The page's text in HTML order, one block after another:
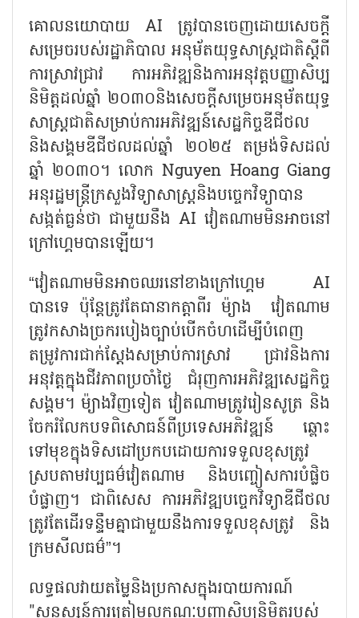
គោលនយោបាយ AI ត្រូវបានចេញដោយសេចក្តី
សម្រេចរបស់រដ្ឋាភិបាល អនុម័តយុទ្ធសាស្ត្រជាតិស្តីពី
ការស្រាវជ្រាវ ការអភិវឌ្ឍនិងការអនុវត្តបញ្ញាសិប្ប
និមិត្តដល់ឆ្នាំ ២០៣០និងសេចក្តីសម្រេចអនុម័តយុទ្ធ
សាស្រ្តជាតិសម្រាប់ការអភិវឌ្ឍន៍សេដ្ឋកិច្ចឌីជីថល
និងសង្គមឌីជីថលដល់ឆ្នាំ ២០២៥ តម្រង់ទិសដល់
ឆ្នាំ ២០៣០។ លោក Nguyen Hoang Giang
អនុរដ្ឋមន្ត្រីក្រសួងវិទ្យាសាស្ត្រនិងបច្ចេកវិទ្យាបាន
សង្កត់ធ្ងន់ថា ជាមួយនឹង AI វៀតណាមមិនអាចនៅ
ក្រៅហ្គេមបានឡើយ។
“វៀតណាមមិនអាចឈរនៅខាងក្រៅហ្គេម AI
បានទេ ប៉ុន្តែត្រូវតែធានាកត្តាពីរ ម៉្យាង វៀតណាម
ត្រូវកសាងច្រករបៀងច្បាប់បើកចំហដើម្បីបំពេញ
តម្រូវការជាក់ស្តែងសម្រាប់ការស្រាវ ជ្រាវនិងការ
អនុវត្តក្នុងជីវភាពប្រចាំថ្ងៃ ជំរុញការអភិវឌ្ឍសេដ្ឋកិច្ច
សង្គម។ ម៉្យាងវិញទៀត វៀតណាមត្រូវរៀនសូត្រ និង
ចែករំលែកបទពិសោធន៍ពីប្រទេសអភិវឌ្ឍន៍ ឆ្ពោះ
ទៅមុខក្នុងទិសដៅប្រកបដោយការទទួលខុសត្រូវ
ស្របតាមវប្បធម៌វៀតណាម និងបញ្ចៀសការបំផ្លិច
បំផ្លាញ។ ជាពិសេស ការអភិវឌ្ឍបច្ចេកវិទ្យាឌីជីថល
ត្រូវតែដើរទន្ទឹមគ្នាជាមួយនឹងការទទួលខុសត្រូវ និង
ក្រមសីលធម៌”។
លទ្ធផលវាយតម្លៃនិងប្រកាសក្នុងរបាយការណ៍
"សន្ទស្សន៍ការត្រៀមលក្ខណៈបញ្ញាសិប្បនិម្មិតរបស់